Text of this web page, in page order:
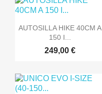
 Vista rápida
AUTOSILLA HIKE 40CM A
150 I...
249,00 €